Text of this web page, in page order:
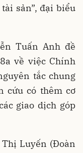
sản”, đại biểu
Tuấn Anh đề
về việc Chính
tắc chung
cứu có thêm cơ
giao dịch góp
Luyến (Đoàn